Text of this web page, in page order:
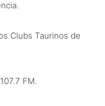
Clubs Taurinos de
FM.